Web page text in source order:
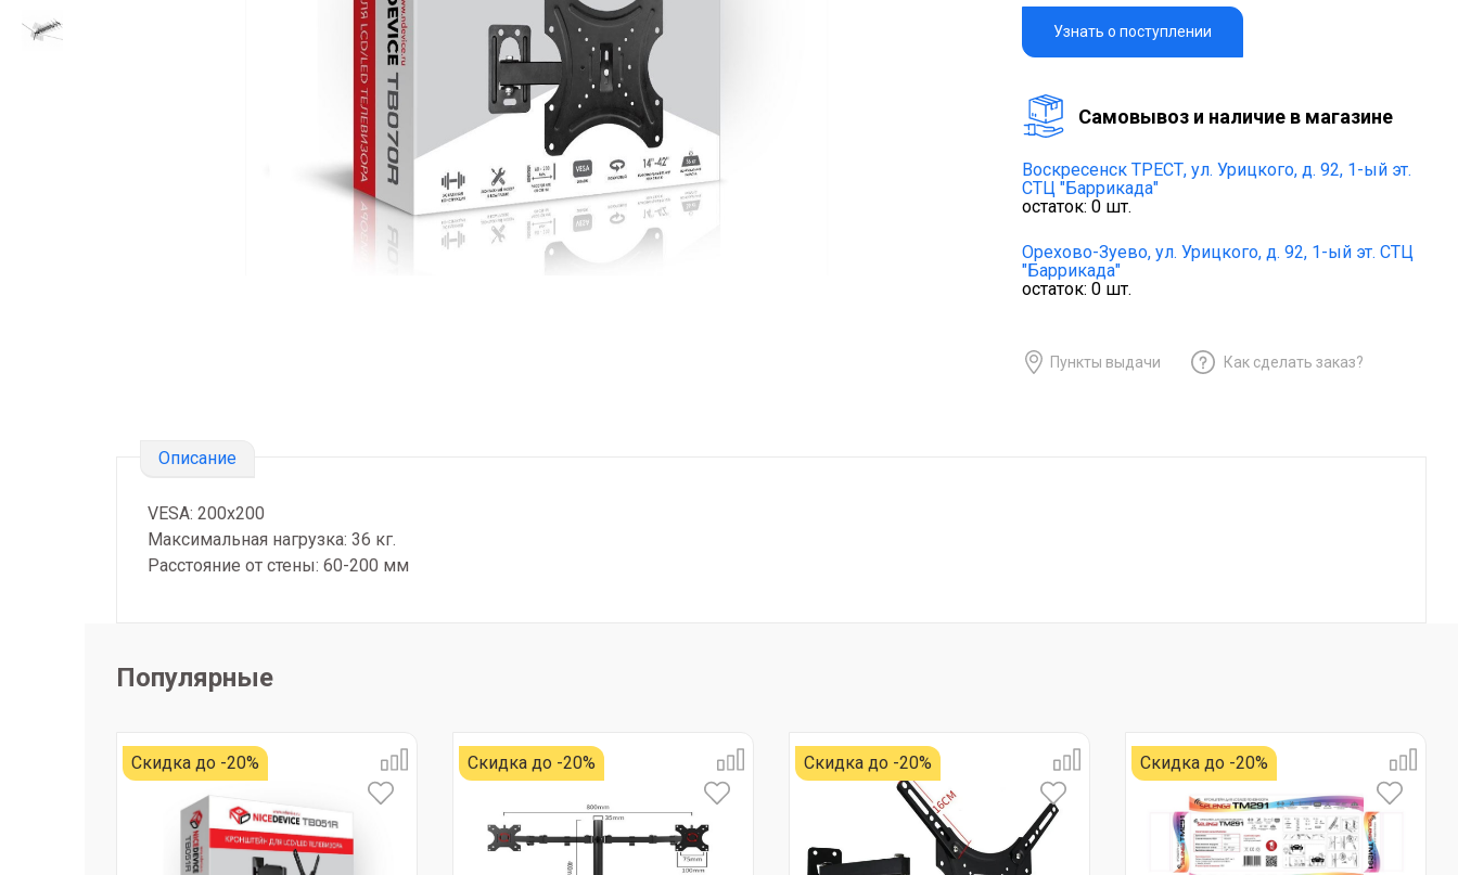
Узнать о поступлении
Cамовывоз и наличие в магазине
Воскресенск ТРЕСТ, ул. Урицкого, д. 92, 1-ый эт.
СТЦ "Баррикада"
остаток: 0 шт.
Орехово-Зуево, ул. Урицкого, д. 92, 1-ый эт. СТЦ
"Баррикада"
остаток: 0 шт.
Пункты выдачи Как сделать заказ?
Описание
VESA: 200x200
Максимальная нагрузка: 36 кг.
Расстояние от стены: 60-200 мм
Популярные
Скидка до -20% Скидка до -20% Скидка до -20% Скидка до -20%